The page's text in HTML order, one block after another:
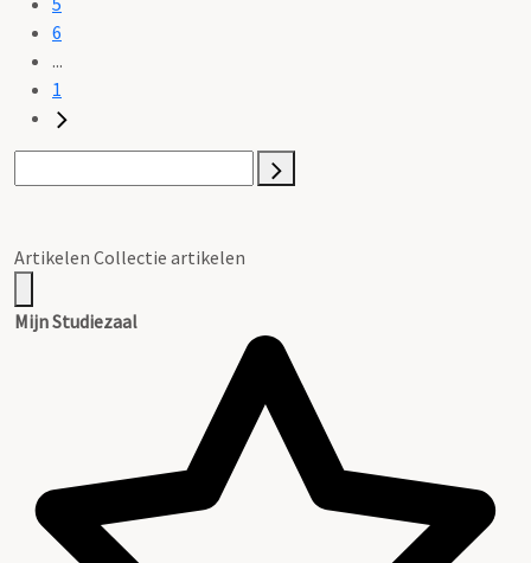
6
...
1
Artikelen Collectie artikelen
Mijn Studiezaal